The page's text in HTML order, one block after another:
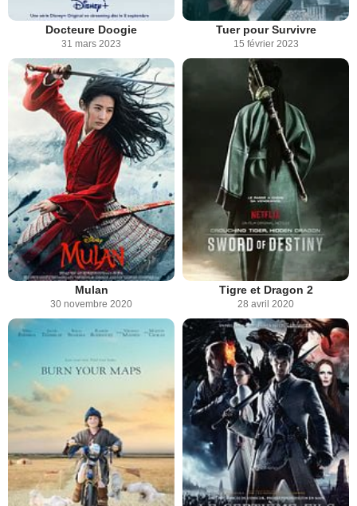
Docteure Doogie
31 mars 2023
Tuer pour Survivre
15 février 2023
Mulan
30 novembre 2020
Tigre et Dragon 2
28 avril 2020